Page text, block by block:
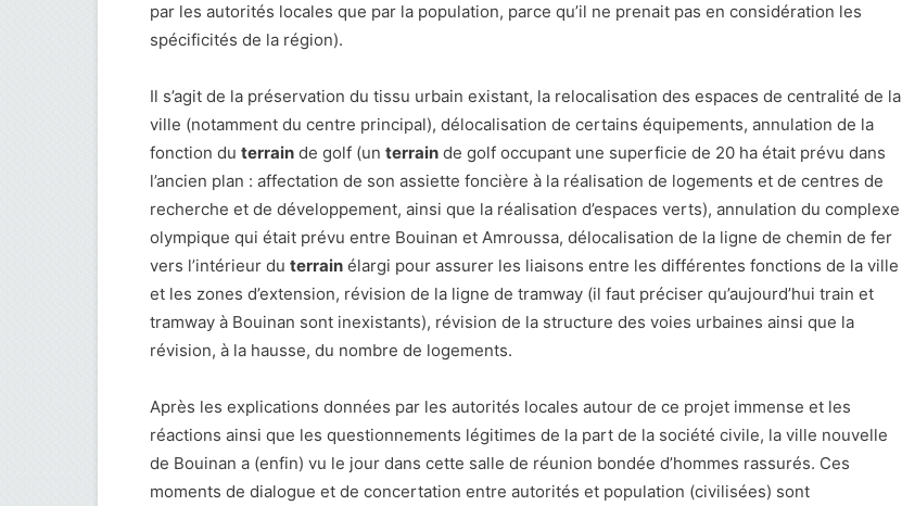
par les autorités locales que par la population, parce qu’il ne prenait pas en considération les
spécificités de la région).
Il s’agit de la préservation du tissu urbain existant, la relocalisation des espaces de centralité de la
ville (notamment du centre principal), délocalisation de certains équipements, annulation de la
fonction du terrain de golf (un terrain de golf occupant une superficie de 20 ha était prévu dans
l’ancien plan : affectation de son assiette foncière à la réalisation de logements et de centres de
recherche et de développement, ainsi que la réalisation d’espaces verts), annulation du complexe
olympique qui était prévu entre Bouinan et Amroussa, délocalisation de la ligne de chemin de fer
vers l’intérieur du terrain élargi pour assurer les liaisons entre les différentes fonctions de la ville
et les zones d’extension, révision de la ligne de tramway (il faut préciser qu’aujourd’hui train et
tramway à Bouinan sont inexistants), révision de la structure des voies urbaines ainsi que la
révision, à la hausse, du nombre de logements.
Après les explications données par les autorités locales autour de ce projet immense et les
réactions ainsi que les questionnements légitimes de la part de la société civile, la ville nouvelle
de Bouinan a (enfin) vu le jour dans cette salle de réunion bondée d’hommes rassurés. Ces
moments de dialogue et de concertation entre autorités et population (civilisées) sont